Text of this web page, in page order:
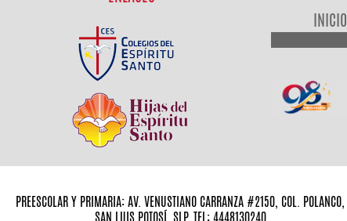
INICIO
PREESCOLAR Y PRIMARIA: AV. VENUSTIANO CARRANZA #2150, COL. POLANCO,